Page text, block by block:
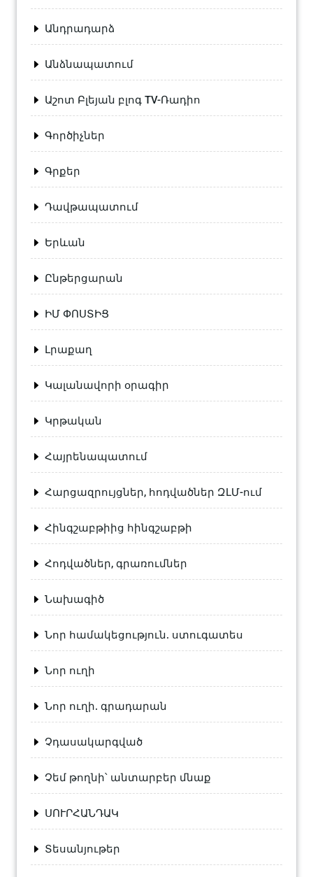
Անդրադարձ
Անձնապատում
Աշոտ Բլեյան բլոգ TV-Ռադիո
Գործիչներ
Գրքեր
Դավթապատում
Երևան
Ընթերցարան
ԻՄ ՓՈՍՏԻՑ
Լրաքաղ
Կալանավորի օրագիր
Կրթական
Հայրենապատում
Հարցազրույցներ, հոդվածներ ԶԼՄ-ում
Հինգշաբթիից հինգշաբթի
Հոդվածներ, գրառումներ
Նախագիծ
Նոր համակեցություն. ստուգատես
Նոր ուղի
Նոր ուղի. գրադարան
Չդասակարգված
Չեմ թողնի՝ անտարբեր մնաք
ՍՈՒՐՀԱՆԴԱԿ
Տեսանյութեր